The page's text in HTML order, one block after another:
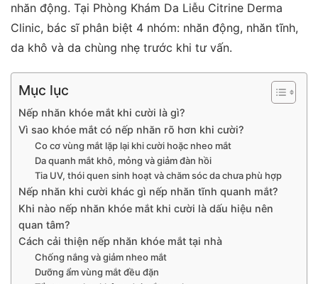
nhăn động. Tại Phòng Khám Da Liễu Citrine Derma
Clinic, bác sĩ phân biệt 4 nhóm: nhăn động, nhăn tĩnh,
da khô và da chùng nhẹ trước khi tư vấn.
Mục lục
Nếp nhăn khóe mắt khi cười là gì?
Vì sao khóe mắt có nếp nhăn rõ hơn khi cười?
Co cơ vùng mắt lặp lại khi cười hoặc nheo mắt
Da quanh mắt khô, mỏng và giảm đàn hồi
Tia UV, thói quen sinh hoạt và chăm sóc da chưa phù hợp
Nếp nhăn khi cười khác gì nếp nhăn tĩnh quanh mắt?
Khi nào nếp nhăn khóe mắt khi cười là dấu hiệu nên
quan tâm?
Cách cải thiện nếp nhăn khóe mắt tại nhà
Chống nắng và giảm nheo mắt
Dưỡng ẩm vùng mắt đều đặn